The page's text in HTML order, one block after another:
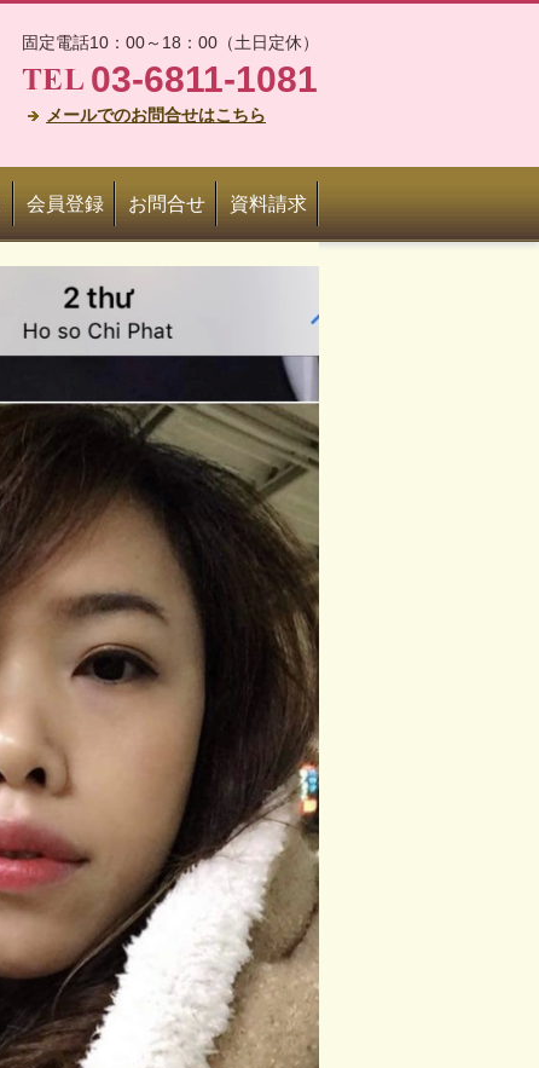
固定電話10：00～18：00（土日定休）
03-6811-1081
メールでのお問合せはこちら
会員登録 お問合せ 資料請求